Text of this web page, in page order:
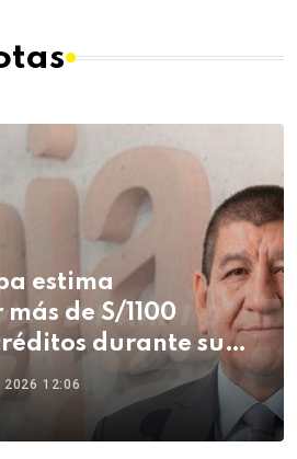
estima
de S/1100
durante su
Patrias
2026 12:06